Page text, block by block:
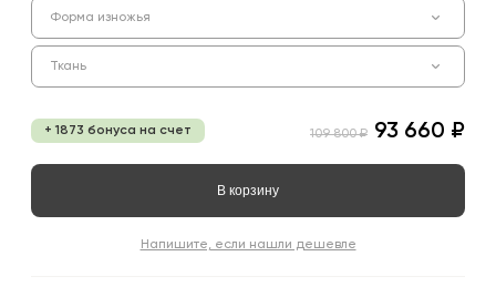
Форма изножья
Ткань
+ 1873 бонуса на счет 109 800 ₽ 93 660 ₽
В корзину
Напишите, если нашли дешевле